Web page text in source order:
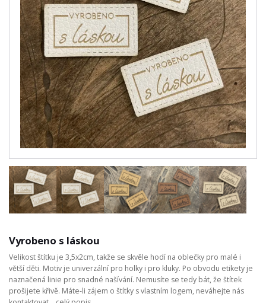
Vyrobeno s láskou
Velikost štítku je 3,5x2cm, takže se skvěle hodí na oblečky pro malé i
větší děti. Motiv je univerzální pro holky i pro kluky. Po obvodu etikety je
naznačená linie pro snadné našívání. Nemusíte se tedy bát, že štítek
prošijete křivě. Máte-li zájem o štítky s vlastním logem, neváhejte nás